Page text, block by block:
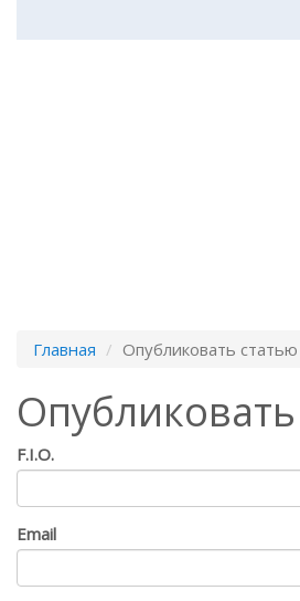
Главная Опубликовать статью
F.I.O.
Email